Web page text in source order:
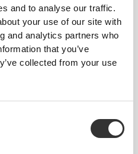
and to analyse our traffic.
your use of our site with
and analytics partners who
that you’ve
collected from your use
Legginsy z średnim stanem